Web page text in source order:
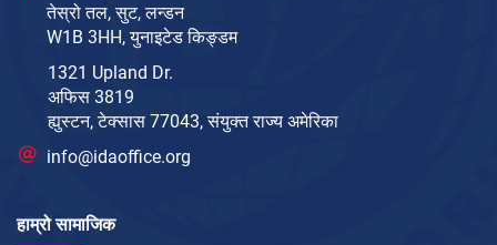
तेस्रो तल, सुट, लन्डन
W1B 3HH, युनाइटेड किङ्डम
1321 Upland Dr.
अफिस 3819
ह्युस्टन, टेक्सास 77043, संयुक्त राज्य अमेरिका
info@idaoffice.org
हाम्रो सामाजिक